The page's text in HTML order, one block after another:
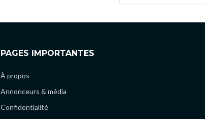
PAGES IMPORTANTES
À propos
Annonceurs & média
Confidentialité